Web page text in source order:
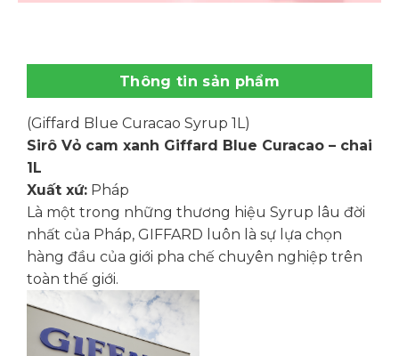
Thông tin sản phẩm
(Giffard Blue Curacao Syrup 1L)
Sirô Vỏ cam xanh Giffard Blue Curacao – chai
1L
Xuất xứ:Pháp
Là một trong những thương hiệu Syrup lâu đời
nhất của Pháp, GIFFARD luôn là sự lựa chọn
hàng đầu của giới pha chế chuyên nghiệp trên
toàn thế giới.